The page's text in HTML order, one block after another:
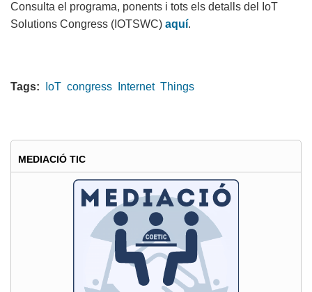
Consulta el programa, ponents i tots els detalls del IoT
Solutions Congress (IOTSWC) aquí.
Tags: IoT congress Internet Things
MEDIACIÓ TIC